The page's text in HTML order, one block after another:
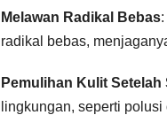
Melawan Radikal Bebas:
radikal bebas,
Pemulihan Kulit Setelah
lingkungan, seperti